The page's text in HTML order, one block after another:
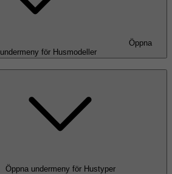
Öppna
undermeny för Husmodeller
Öppna undermeny för Hustyper